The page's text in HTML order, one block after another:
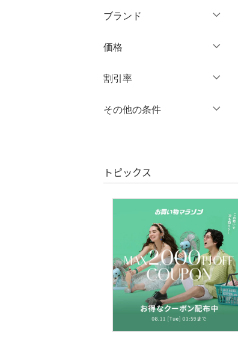
ワンピース・ドレス
スカート
オールインワン・オーバ
バッグ
インナー・ルームウェア
靴下・レッグウェア
ファッション雑貨
アクセサリー・腕時計
財布・ポーチ・ケース
クリア
ブランド
価格
絞り込み
割引率
％OFF～ ％OFF
その他の条件
クリア 絞り込み
トピックス